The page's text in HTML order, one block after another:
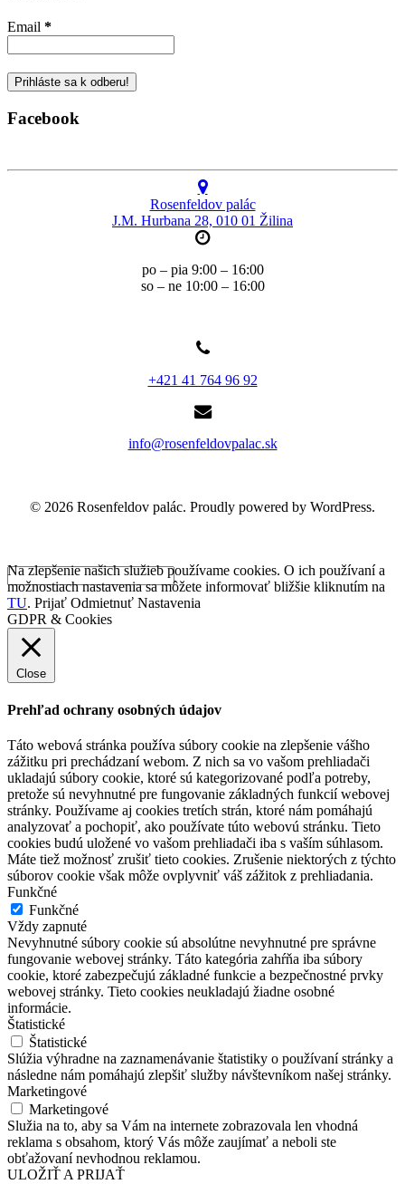
Email *
Facebook
Rosenfeldov palác
J.M. Hurbana 28, 010 01 Žilina
po – pia 9:00 – 16:00
so – ne 10:00 – 16:00
+421 41 764 96 92
info@rosenfeldovpalac.sk
© 2026 Rosenfeldov palác. Proudly powered by WordPress.
Na zlepšenie našich služieb používame cookies. O ich používaní a
možnostiach nastavenia sa môžete informovať bližšie kliknutím na
TU. Prijať Odmietnuť Nastavenia
GDPR & Cookies
Close
Prehľad ochrany osobných údajov
Táto webová stránka používa súbory cookie na zlepšenie vášho
zážitku pri prechádzaní webom. Z nich sa vo vašom prehliadači
ukladajú súbory cookie, ktoré sú kategorizované podľa potreby,
pretože sú nevyhnutné pre fungovanie základných funkcií webovej
stránky. Používame aj cookies tretích strán, ktoré nám pomáhajú
analyzovať a pochopiť, ako používate túto webovú stránku. Tieto
cookies budú uložené vo vašom prehliadači iba s vaším súhlasom.
Máte tiež možnosť zrušiť tieto cookies. Zrušenie niektorých z týchto
súborov cookie však môže ovplyvniť váš zážitok z prehliadania.
Funkčné
Funkčné
Vždy zapnuté
Nevyhnutné súbory cookie sú absolútne nevyhnutné pre správne
fungovanie webovej stránky. Táto kategória zahŕňa iba súbory
cookie, ktoré zabezpečujú základné funkcie a bezpečnostné prvky
webovej stránky. Tieto cookies neukladajú žiadne osobné
informácie.
Štatistické
Štatistické
Slúžia výhradne na zaznamenávanie štatistiky o používaní stránky a
následne nám pomáhajú zlepšiť služby návštevníkom našej stránky.
Marketingové
Marketingové
Služia na to, aby sa Vám na internete zobrazovala len vhodná
reklama s obsahom, ktorý Vás môže zaujímať a neboli ste
obťažovaní nevhodnou reklamou.
ULOŽIŤ A PRIJAŤ